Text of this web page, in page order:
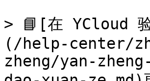
> 📘[在 YCloud
(/help-center/
zheng/yan-